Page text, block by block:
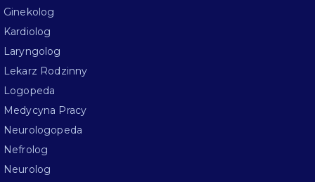
Ginekolog
Kardiolog
Laryngolog
Lekarz Rodzinny
Logopeda
Medycyna Pracy
Neurologopeda
Nefrolog
Neurolog